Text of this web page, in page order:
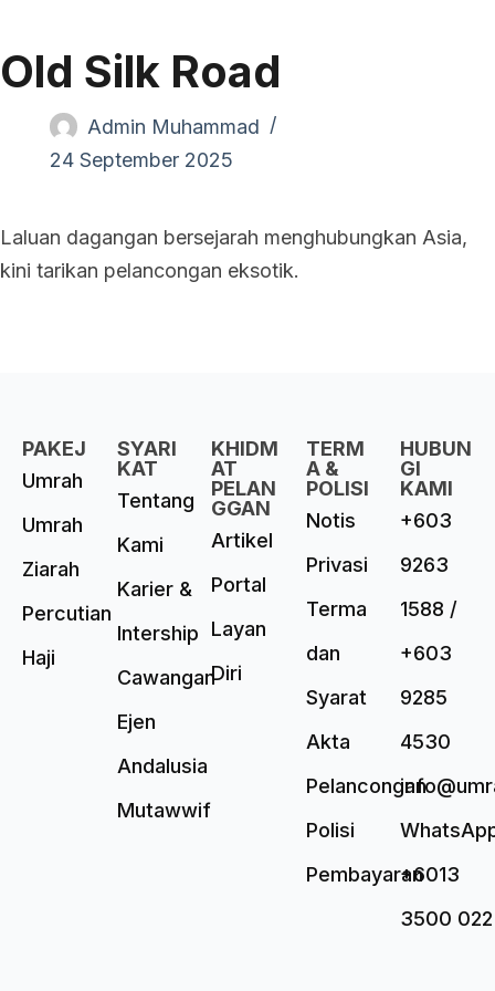
Old Silk Road
Admin Muhammad
24 September 2025
Laluan dagangan bersejarah menghubungkan Asia,
kini tarikan pelancongan eksotik.
PAKEJ
Umrah
Umrah
Ziarah
Percutian
Haji
SYARI
KAT
Tentang
Kami
Karier &
Intership
Cawangan
Ejen
Andalusia
Mutawwif
KHIDM
AT
PELAN
GGAN
Artikel
Portal
Layan
Diri
TERM
A &
POLISI
Notis
Privasi
Terma
dan
Syarat
Akta
Pelancongan
Polisi
Pembayaran
HUBUN
GI
KAMI
+603
9263
1588 /
+603
9285
4530
+6013
3500 022